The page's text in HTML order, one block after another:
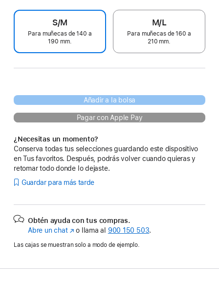
S/M
Para muñecas de 140 a
190 mm.
M/L
Para muñecas de 160 a
210 mm.
Añadir a la bolsa
Pagar con Apple Pay
¿Necesitas un momento?
Conserva todas tus selecciones guardando este dispositivo
en Tus favoritos. Después, podrás volver cuando quieras y
retomar todo donde lo dejaste.
Guardar para más tarde
Obtén ayuda con tus compras.
Abre un chat(Se
abre
ventana
o llama al 900 150 503.
Las cajas se muestran solo a modo de ejemplo.